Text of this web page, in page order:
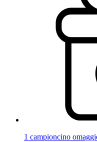
1 campioncino